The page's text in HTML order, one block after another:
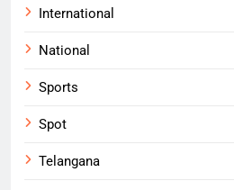
International
National
Sports
Spot
Telangana